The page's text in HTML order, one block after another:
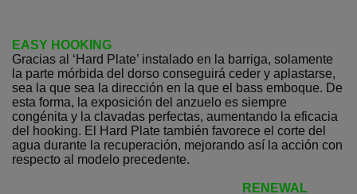
EASY HOOKING
Gracias al ‘Hard Plate’ instalado en la barriga, solamente
la parte mórbida del dorso conseguirá ceder y aplastarse,
sea la que sea la dirección en la que el bass emboque. De
esta forma, la exposición del anzuelo es siempre
congénita y la clavadas perfectas, aumentando la eficacia
del hooking. El Hard Plate también favorece el corte del
agua durante la recuperación, mejorando así la acción con
respecto al modelo precedente.
RENEWAL